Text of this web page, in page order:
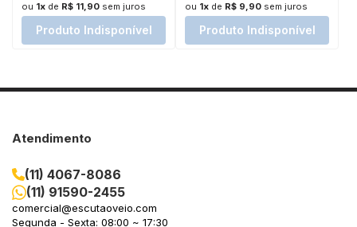
ou 1xde R$ 11,90 sem juros
Produto Indisponível
ou 1xde R$ 9,90 sem juros
Produto Indisponível
Atendimento
(11) 4067-8086
(11) 91590-2455
comercial@escutaoveio.com
Segunda - Sexta: 08:00 ~ 17:30